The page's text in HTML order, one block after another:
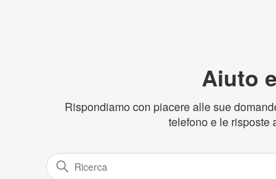
Aiuto
Rispondiamo con piacere alle sue
telefono e le risposte